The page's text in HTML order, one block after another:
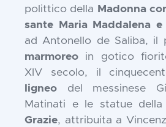
polittico della
Madonna
sante Maria Maddalena e
ad Antonello de Saliba, il
marmoreo in gotico
XIV secolo, il
ligneo del messinese
Matinati e le statue della
Grazie, attribuita a